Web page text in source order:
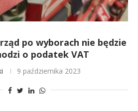
po wyborach nie będzie
o podatek VAT
9 października 2023